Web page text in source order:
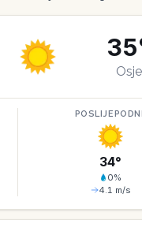
35
34°
0%
4.1 m/s